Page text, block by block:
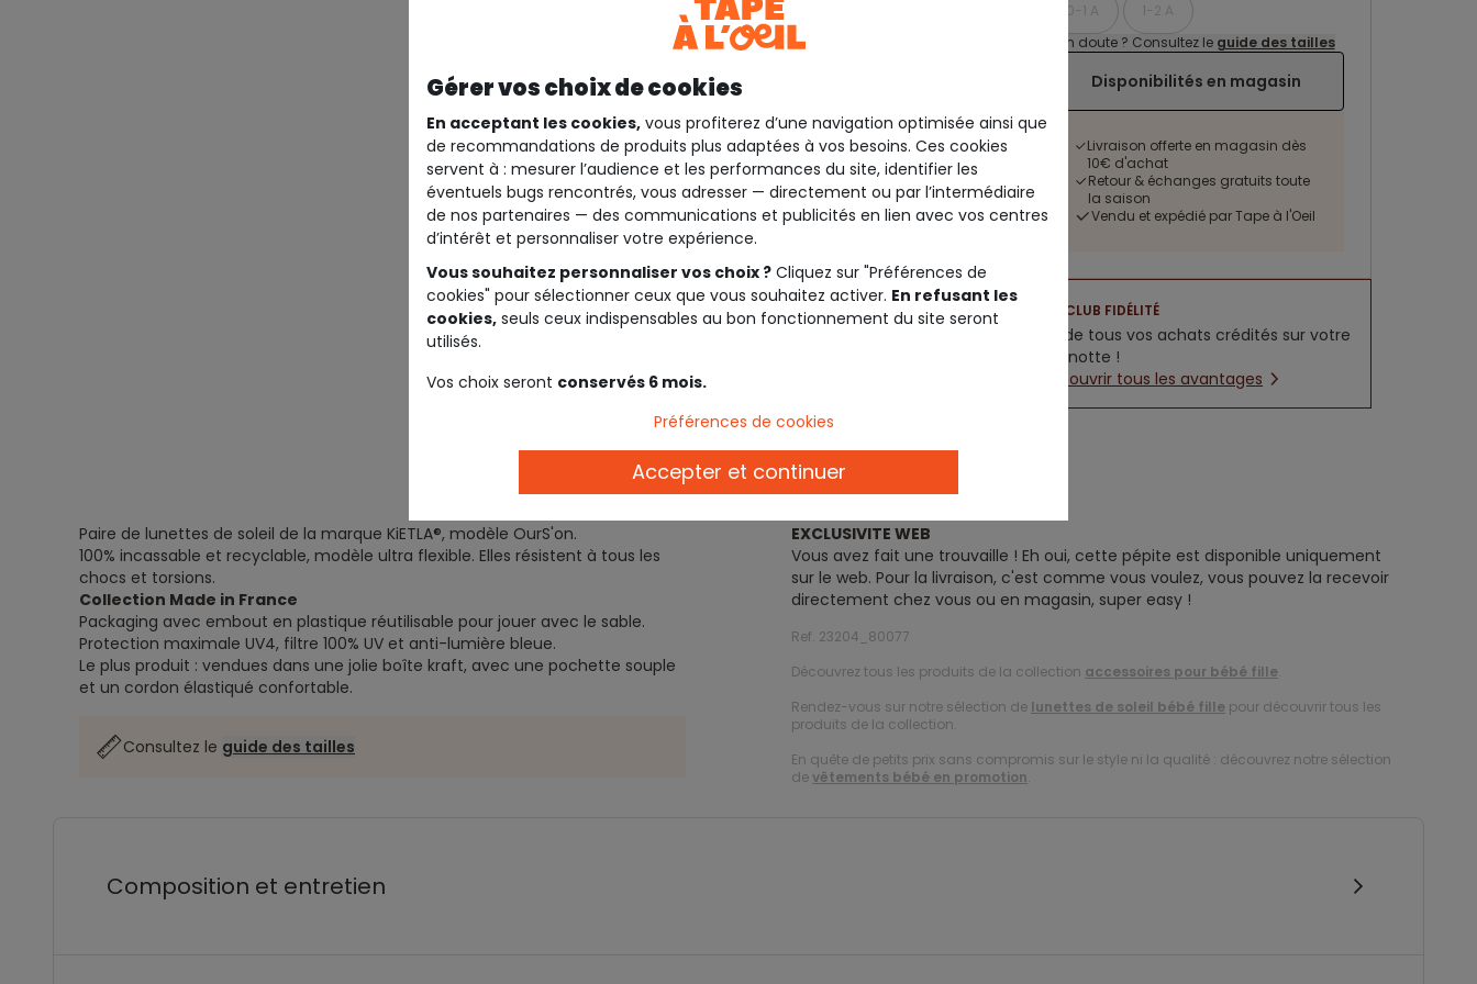
0-1 A
1-2 A
Un doute ? Consultez le guide des tailles
Disponibilités en magasin
Livraison offerte en magasin dès
10€ d'achat
Retour & échanges gratuits toute
la saison
Vendu et expédié par Tape à l'Oeil
CLUB FIDÉLITÉ
5% de tous vos achats crédités sur votre
cagnotte !
Découvrir tous les avantages
Description
Paire de lunettes de soleil de la marque KiETLA®, modèle OurS'on.
100% incassable et recyclable, modèle ultra flexible. Elles résistent à tous les
chocs et torsions.
Collection Made in France
Packaging avec embout en plastique réutilisable pour jouer avec le sable.
Protection maximale UV4, filtre 100% UV et anti-lumière bleue.
Le plus produit : vendues dans une jolie boîte kraft, avec une pochette souple
et un cordon élastiqué confortable.
Consultez le guide des tailles
EXCLUSIVITE WEB
Vous avez fait une trouvaille ! Eh oui, cette pépite est disponible uniquement
sur le web. Pour la livraison, c'est comme vous voulez, vous pouvez la recevoir
directement chez vous ou en magasin, super easy !
Ref. 23204_80077
Découvrez tous les produits de la collection accessoires pour bébé fille.
Rendez-vous sur notre sélection de lunettes de soleil bébé fille pour découvrir tous les
produits de la collection.
En quête de petits prix sans compromis sur le style ni la qualité : découvrez notre sélection
devêtements bébé en promotion.
Composition et entretien
Gérer vos choix de cookies
En acceptant les cookies, vous profiterez d’une navigation optimisée ainsi que
de recommandations de produits plus adaptées à vos besoins. Ces cookies
servent à : mesurer l’audience et les performances du site, identifier les
éventuels bugs rencontrés, vous adresser — directement ou par l’intermédiaire
de nos partenaires — des communications et publicités en lien avec vos centres
d’intérêt et personnaliser votre expérience.
Vous souhaitez personnaliser vos choix ? Cliquez sur "Préférences de
cookies" pour sélectionner ceux que vous souhaitez activer. En refusant les
cookies, seuls ceux indispensables au bon fonctionnement du site seront
utilisés.
Vos choix seront conservés 6 mois.
Préférences de cookies
Accepter et continuer